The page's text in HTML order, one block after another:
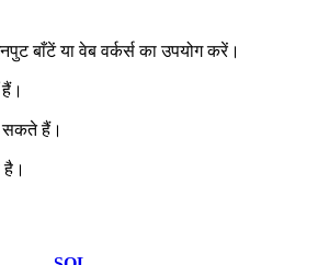
बाँटें या वेब वर्कर्स का उपयोग करें।
सकते हैं।